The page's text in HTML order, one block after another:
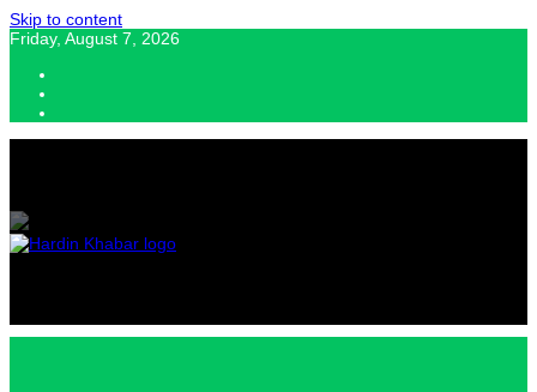
Skip to content
Friday, August 7, 2026